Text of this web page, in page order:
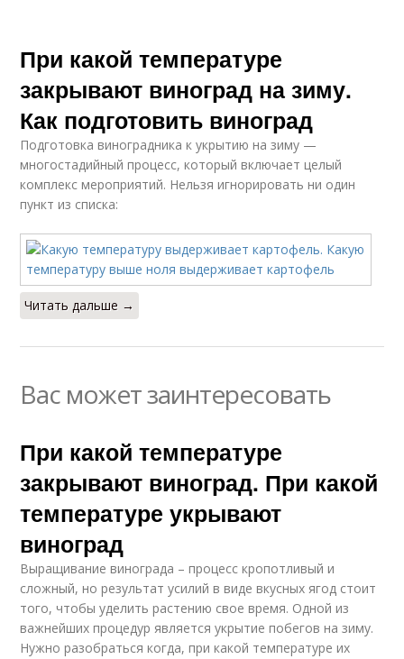
При какой температуре
закрывают виноград на зиму.
Как подготовить виноград
Подготовка виноградника к укрытию на зиму —
многостадийный процесс, который включает целый
комплекс мероприятий. Нельзя игнорировать ни один
пункт из списка:
Читать дальше →
Вас может заинтересовать
При какой температуре
закрывают виноград. При какой
температуре укрывают
виноград
Выращивание винограда – процесс кропотливый и
сложный, но результат усилий в виде вкусных ягод стоит
того, чтобы уделить растению свое время. Одной из
важнейших процедур является укрытие побегов на зиму.
Нужно разобраться когда, при какой температуре их